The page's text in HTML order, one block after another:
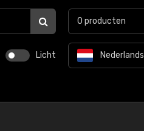
Licht Nederlands
0 producten